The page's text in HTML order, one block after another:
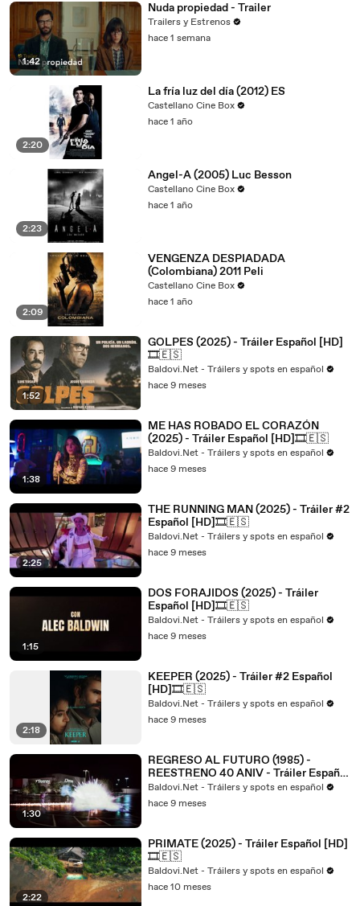
1:42
Nuda propiedad - Trailer
Trailers y Estrenos
hace 1 semana
2:20
La fría luz del día (2012) ES
Castellano Cine Box
hace 1 año
2:23
Angel-A (2005) Luc Besson
Castellano Cine Box
hace 1 año
2:09
VENGENZA DESPIADADA
(Colombiana) 2011 Peli
Castellano Cine Box
hace 1 año
1:52
GOLPES (2025) - Tráiler Español [HD]
🎞️🇪🇸
Baldovi.Net - Tráilers y spots en español
hace 9 meses
1:38
ME HAS ROBADO EL CORAZÓN
(2025) - Tráiler Español [HD]🎞️🇪🇸
Baldovi.Net - Tráilers y spots en español
hace 9 meses
2:25
THE RUNNING MAN (2025) - Tráiler #2
Español [HD]🎞️🇪🇸
Baldovi.Net - Tráilers y spots en español
hace 9 meses
1:15
DOS FORAJIDOS (2025) - Tráiler
Español [HD]🎞️🇪🇸
Baldovi.Net - Tráilers y spots en español
hace 9 meses
2:18
KEEPER (2025) - Tráiler #2 Español
[HD]🎞️🇪🇸
Baldovi.Net - Tráilers y spots en español
hace 9 meses
1:30
REGRESO AL FUTURO (1985) -
REESTRENO 40 ANIV - Tráiler Español
[HD]🎞️🇪🇸
Baldovi.Net - Tráilers y spots en español
hace 9 meses
2:22
PRIMATE (2025) - Tráiler Español [HD]
🎞️🇪🇸
Baldovi.Net - Tráilers y spots en español
hace 10 meses